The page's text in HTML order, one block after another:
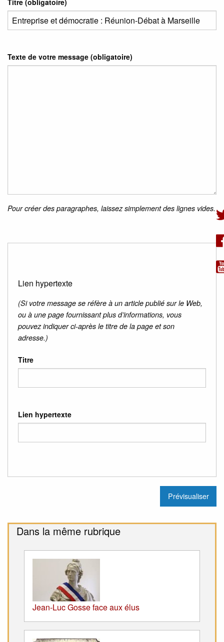
Titre (obligatoire)
Texte de votre message (obligatoire)
Pour créer des paragraphes, laissez simplement des lignes vides.
Lien hypertexte
(Si votre message se réfère à un article publié sur le Web,
ou à une page fournissant plus d’informations, vous
pouvez indiquer ci-après le titre de la page et son
adresse.)
Titre
Lien hypertexte
Dans la même rubrique
Jean-Luc Gosse face aux élus